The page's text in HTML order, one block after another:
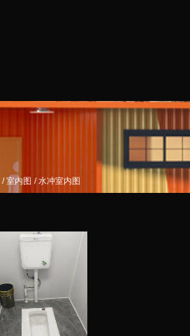
/室内图 /水冲室内图